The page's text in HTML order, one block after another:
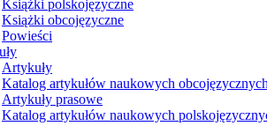
Książki polskojęzyczne
Książki obcojęzyczne
Powieści
Artykuły
Katalog artykułów naukowych
Artykuły prasowe
Katalog artykułów naukowych